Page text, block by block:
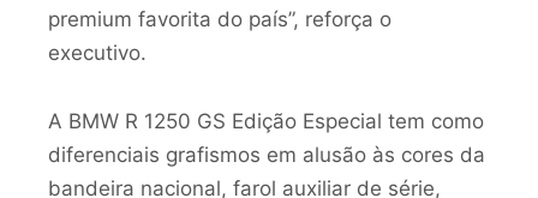
premium favorita do país”, reforça o
executivo.
A BMW R 1250 GS Edição Especial tem como
diferenciais grafismos em alusão às cores da
bandeira nacional, farol auxiliar de série,